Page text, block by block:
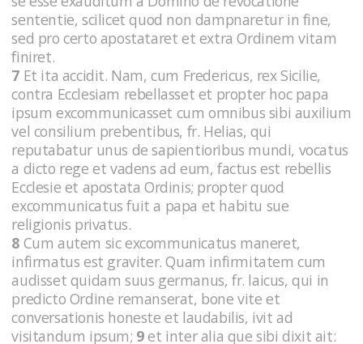
sententie, scilicet quod non dampnaretur in fine,
sed pro certo apostataret et extra Ordinem vitam
finiret.
7 Et ita accidit. Nam, cum Fredericus, rex Sicilie,
contra Ecclesiam rebellasset et propter hoc papa
ipsum excommunicasset cum omnibus sibi auxilium
vel consilium prebentibus, fr. Helias, qui
reputabatur unus de sapientioribus mundi, vocatus
a dicto rege et vadens ad eum, factus est rebellis
Ecclesie et apostata Ordinis; propter quod
excommunicatus fuit a papa et habitu sue
religionis privatus.
8 Cum autem sic excommunicatus maneret,
infirmatus est graviter. Quam infirmitatem cum
audisset quidam suus germanus, fr. laicus, qui in
predicto Ordine remanserat, bone vite et
conversationis honeste et laudabilis, ivit ad
visitandum ipsum; 9et inter alia que sibi dixit ait: